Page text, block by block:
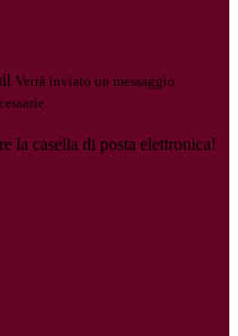
Verrà inviato un messaggio
la casella di posta elettronica!